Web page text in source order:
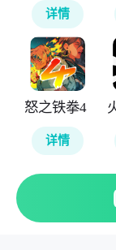
详情
怒之铁拳4
详情